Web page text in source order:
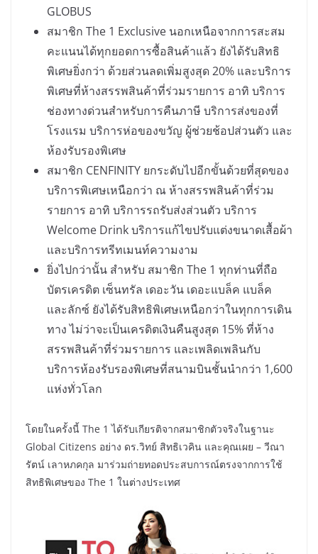
GLOBUS
สมาชิก The 1 Exclusive นอกเหนือจากการสะสม
คะแนนได้ทุกยอดการซื้อสินค้าแล้ว ยังได้รับสิทธิ
พิเศษยิ่งกว่า ด้วยส่วนลดเพิ่มสูงสุด 20% และบริการ
พิเศษที่ห้างสรรพสินค้าที่ร่วมรายการ อาทิ บริการ
ช่องทางด่วนสำหรับการคืนภาษี บริการส่งของที่
โรงแรม บริการห่อของขวัญ ผู้ช่วยช้อปส่วนตัว และ
ห้องรับรองพิเศษ
สมาชิก CENFINITY ยกระดับไปอีกขั้นด้วยที่สุดของ
บริการพิเศษเหนือกว่า ณ ห้างสรรพสินค้าที่ร่วม
รายการ อาทิ บริการรถรับส่งส่วนตัว บริการ
Welcome Drink บริการแก้ไขปรับแต่งขนาดเสื้อผ้า
และบริการทรีทเมนท์ความงาม
ยิ่งไปกว่านั้น สำหรับ สมาชิก The 1 ทุกท่านที่ถือ
บัตรเครดิต เซ็นทรัล เดอะวัน เดอะแบล็ค แบล็ค
และลักซ์ ยังได้รับสิทธิพิเศษเหนือกว่าในทุกการเดิน
ทาง ไม่ว่าจะเป็นเครดิตเงินคืนสูงสุด 15% ที่ห้าง
สรรพสินค้าที่ร่วมรายการ และเพลิดเพลินกับ
บริการห้องรับรองพิเศษที่สนามบินชั้นนำกว่า 1,600
แห่งทั่วโลก
โดยในครั้งนี้ The 1 ได้รับเกียรติจากสมาชิกตัวจริงในฐานะ
Global Citizens อย่าง ดร.วิทย์ สิทธิเวคิน และคุณเผย – วีณา
รัตน์ เลาหภคกุล มาร่วมถ่ายทอดประสบการณ์ตรงจากการใช้
สิทธิพิเศษของ The 1 ในต่างประเทศ